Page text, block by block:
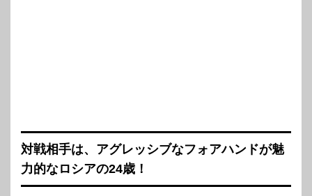
対戦相手は、アグレッシブなフォアハンドが魅
力的なロシアの24歳！